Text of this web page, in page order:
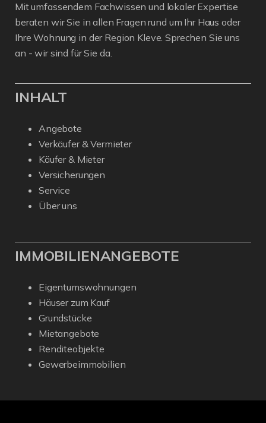
Mit umfassendem Fachwissen und lokaler Expertise
beraten wir Sie in allen Fragen rund um Ihr Haus oder
Ihre Wohnung in der Region Kleve. Sprechen Sie uns
an - wir sind für Sie da.
INHALT
Angebote
Verkäufer & Vermieter
Käufer & Mieter
Versicherungen
Service
Über uns
IMMOBILIENANGEBOTE
Eigentumswohnungen
Häuser zum Kauf
Grundstücke
Mietangebote
Renditeobjekte
Gewerbeimmobilien